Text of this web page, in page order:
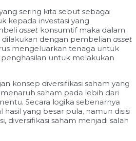
sering kita sebut sebagai
kepada investasi yang
asset konsumtif maka dalam
dengan pembelian asset
mengeluarkan tenaga untuk
untuk melakukan
konsep diversifikasi saham yang
saham pada lebih dari
Secara logika sebenarnya
yang besar pula, namun disisi
diversifikasi saham menjadi salah